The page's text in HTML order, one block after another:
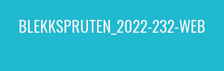
BLEKKSPRUTEN_2022-232-WEB